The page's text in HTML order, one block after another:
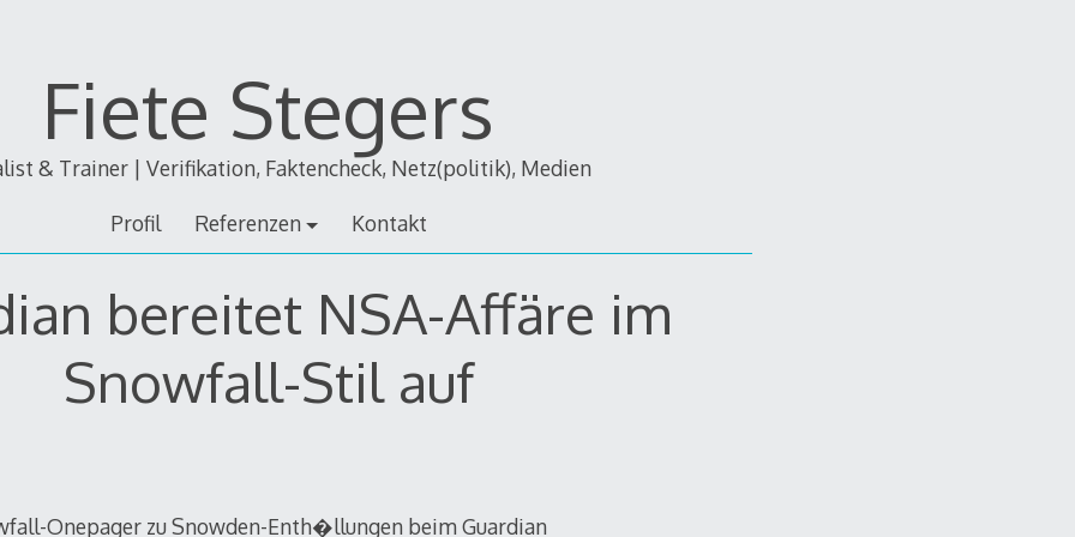
Fiete Stegers
& Trainer | Verifikation, Faktencheck, Netz(politik), Medien
Profil Referenzen Kontakt
bereitet NSA-Affäre im
Snowfall-Stil auf